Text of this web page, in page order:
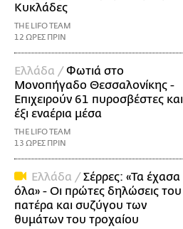
Κυκλάδες
THE LIFO TEAM
12 ΩΡΕΣ ΠΡΙΝ
Ελλάδα /Φωτιά στο
Μονοπήγαδο Θεσσαλονίκης -
Επιχειρούν 61 πυροσβέστες και
έξι εναέρια μέσα
THE LIFO TEAM
13 ΩΡΕΣ ΠΡΙΝ
Ελλάδα /Σέρρες: «Τα έχασα
όλα» - Οι πρώτες δηλώσεις του
πατέρα και συζύγου των
θυμάτων του τροχαίου